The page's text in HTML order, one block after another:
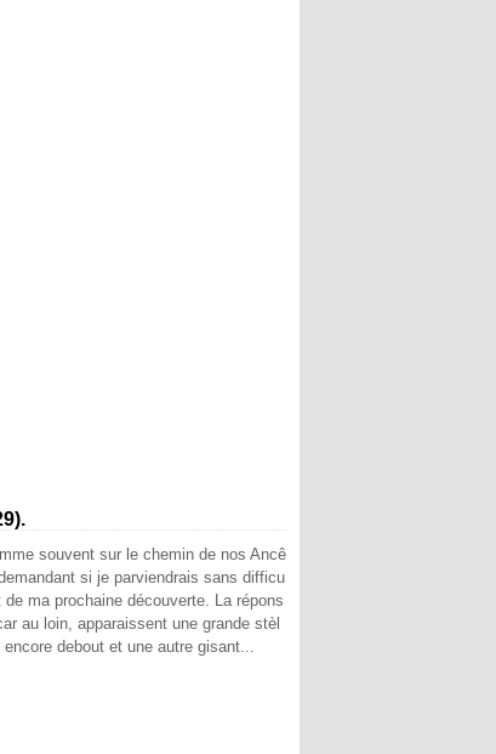
souvent sur le chemin de nos Ancê
si je parviendrais sans difficu
de ma prochaine découverte. La répons
au loin, apparaissent une grande stèl
encore debout et une autre gisant...